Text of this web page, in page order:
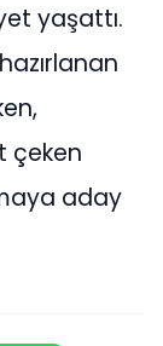
yaşattı.
çeken
aday